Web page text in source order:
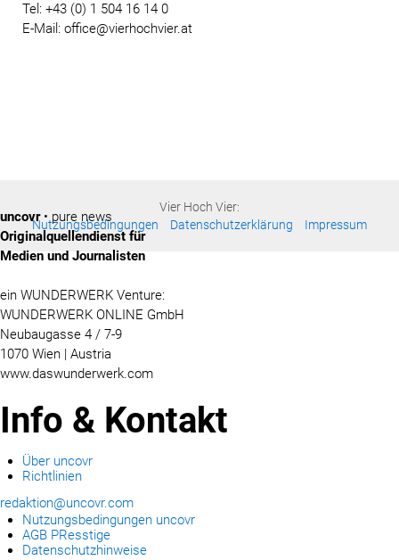
Tel: +43 (0) 1 504 16 14 0
E-Mail: office@vierhochvier.at
Vier Hoch Vier:
Nutzungsbedingungen
Datenschutzerklärung Impressum
uncovr• pure news
Originalquellendienst für
Medien und Journalisten
ein WUNDERWERK Venture:
WUNDERWERK ONLINE GmbH
Neubaugasse 4 / 7-9
1070 Wien | Austria
www.daswunderwerk.com
Info & Kontakt
Über uncovr
Richtlinien
redaktion@uncovr.com
Nutzungsbedingungen uncovr
AGB PResstige
Datenschutzhinweise